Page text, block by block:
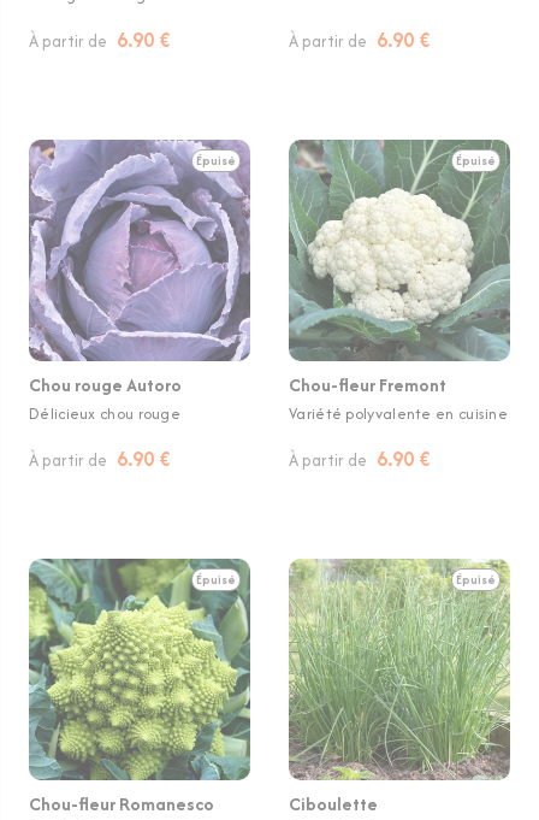
À partir de 6.90 € À partir de 6.90 €
Épuisé
Chou rouge Autoro
Délicieux chou rouge
À partir de 6.90 €
Épuisé
Chou-fleur Fremont
Variété polyvalente en cuisine
À partir de 6.90 €
Épuisé
Chou-fleur Romanesco
Épuisé
Ciboulette